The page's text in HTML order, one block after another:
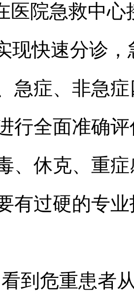
医院急救中
快速分诊，
急症、非急
行全面准确
、休克、重
有过硬的专
危重患者从